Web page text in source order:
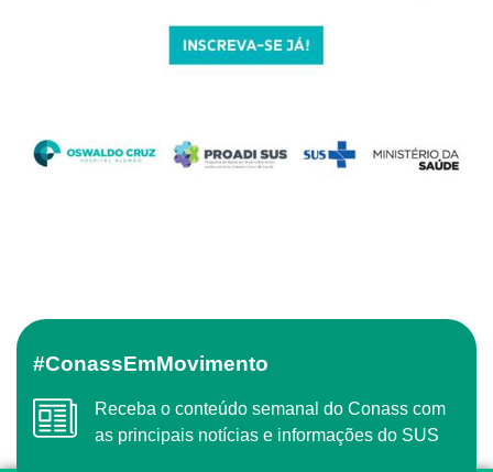
#ConassEmMovimento
Receba o conteúdo semanal do Conass com
as principais notícias e informações do SUS